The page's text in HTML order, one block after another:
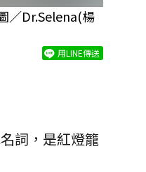
／Dr.Selena(楊
用LINE傳送
詞，是紅燈籠